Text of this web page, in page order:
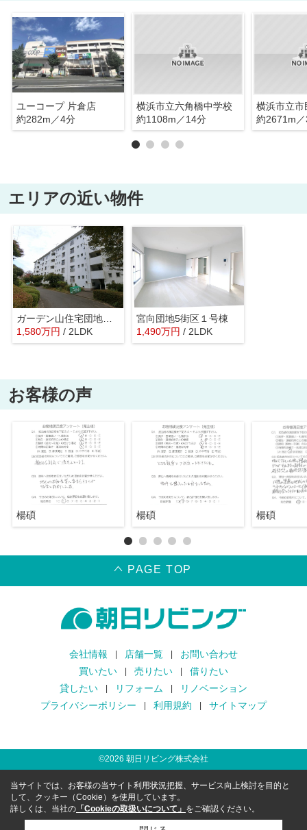
ユーコープ 片倉店
約282m／4分
横浜市立六角橋中学校
約1108m／14分
横浜市立市
約2671m
エリアの近い物件
ガーデン山住宅団地１０号棟
1,580万円 / 2LDK
宮向団地5街区１号棟
1,490万円 / 2LDK
お客様の声
楊碩 楊碩 楊碩
PAGE TOP
会社情報 店舗一覧
お問い合わせ
買いたい
売りたい
借りたい
貸したい
リフォーム
リノベーション
プライバシーポリシー
利用規約 サイトマップ
©2026 朝日リビング株式会社
当サイトでは、お客様の当サイト利用状況把握、サービス向上検討を目的と
して、クッキー（Cookie）を使用しています。
詳しくは、当社の 「Cookieの取扱いについて」 をご確認ください。